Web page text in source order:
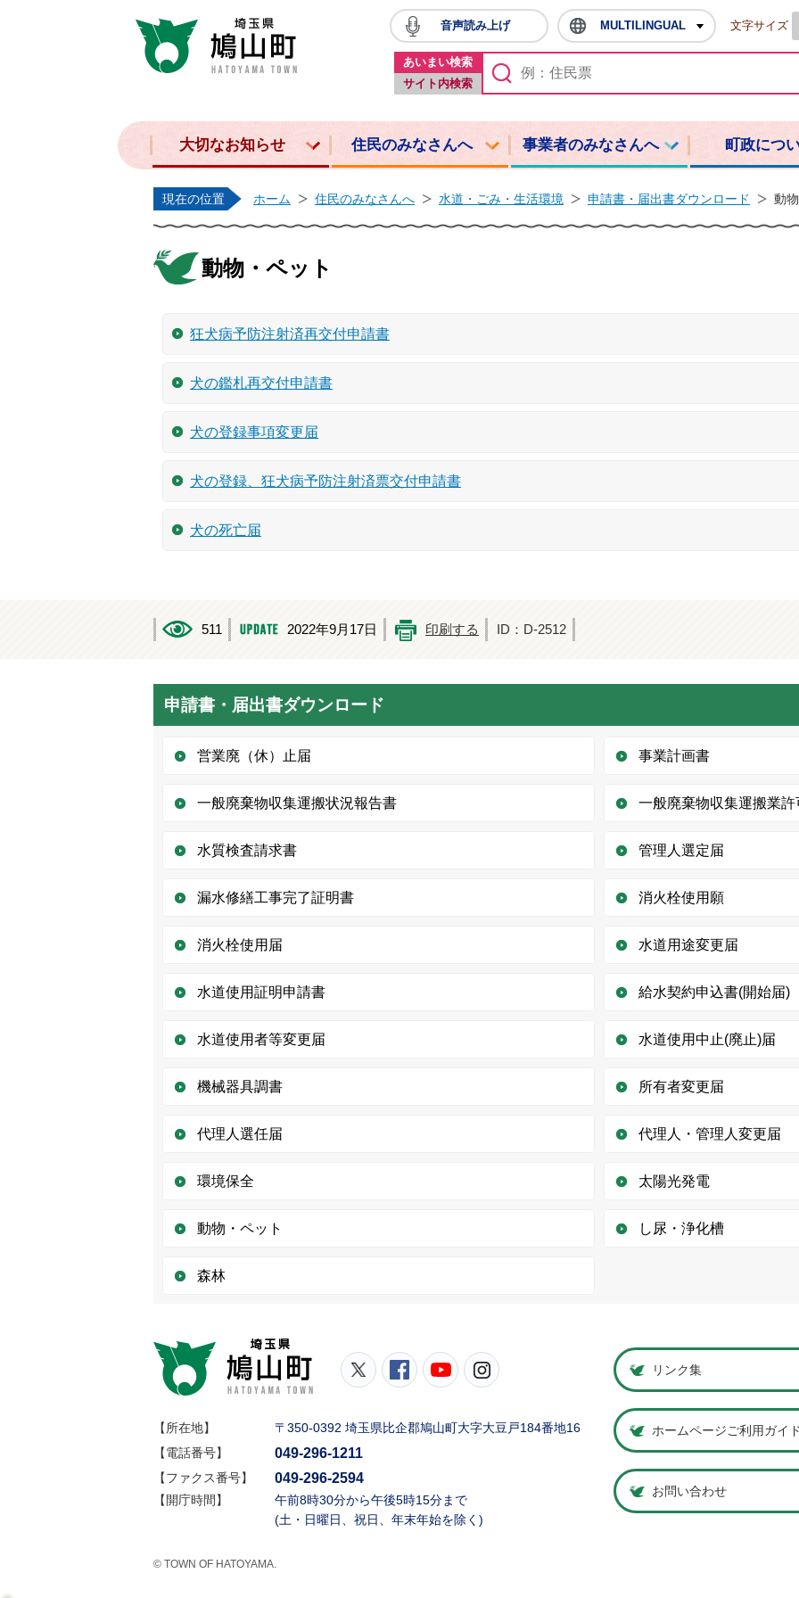
鳩山町ホームページ
音声読み上げ MULTILINGUAL 文字サイズ
あいまい検索
サイト内検索
大切なお知らせ 住民のみなさんへ 事業者のみなさんへ 町政につ
現在の位置 ホーム 住民のみなさんへ 水道・ごみ・生活環境 申請書・届出書ダウンロード 動
動物・ペット
狂犬病予防注射済再交付申請書
犬の鑑札再交付申請書
犬の登録事項変更届
犬の登録、狂犬病予防注射済票交付申請書
犬の死亡届
511 2022年9月17日 印刷する ID：D-2512
申請書・届出書ダウンロード
営業廃（休）止届 事業計画書
一般廃棄物収集運搬状況報告書 一般廃棄物収集運搬業許
水質検査請求書 管理人選定届
漏水修繕工事完了証明書 消火栓使用願
消火栓使用届 水道用途変更届
水道使用証明申請書 給水契約申込書(開始届)
水道使用者等変更届 水道使用中止(廃止)届
機械器具調書 所有者変更届
代理人選任届 代理人・管理人変更届
環境保全 太陽光発電
動物・ペット し尿・浄化槽
森林
鳩山町
鳩山町公式Twitter
鳩山町公式Facebook
鳩山町公式YouTube
鳩山町公式Instagram
【所在地】
〒350-0392 埼玉県比企郡鳩山町大字大豆戸184番地16
【電話番号】
049-296-1211
【ファクス番号】 049-296-2594
【開庁時間】
午前8時30分から午後5時15分まで
(土・日曜日、祝日、年末年始を除く)
リンク集
ホームページご利用ガイ
お問い合わせ
© TOWN OF HATOYAMA.